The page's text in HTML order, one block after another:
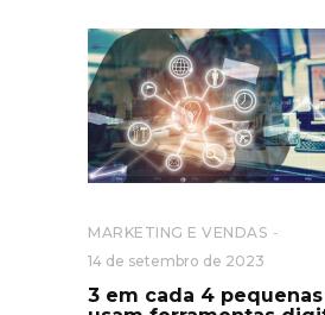
MARKETING E VENDAS
14 de setembro de 2023
3 em cada 4